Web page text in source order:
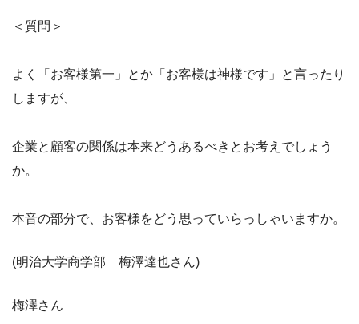
＜質問＞
よく「お客様第一」とか「お客様は神様です」と言ったり
しますが、
企業と顧客の関係は本来どうあるべきとお考えでしょう
か。
本音の部分で、お客様をどう思っていらっしゃいますか。
(明治大学商学部 梅澤達也さん)
梅澤さん